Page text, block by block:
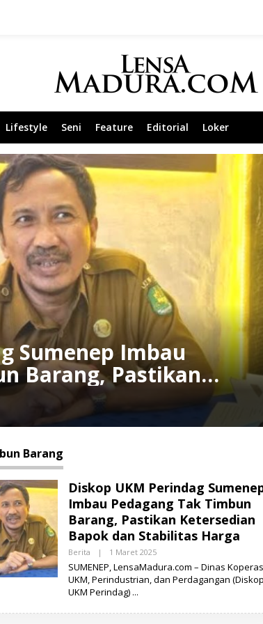
Lifestyle Seni Feature Editorial Loker
Sumenep Imbau
Barang, Pastikan
Stabilitas Harga
Barang
Diskop UKM Perindag
Imbau Pedagang Tak Timbun
Barang, Pastikan Ketersedian
Bapok dan Stabilitas Harga
Berita | 1 Maret 2025O
L
E
H
SUMENEP, LensaMadura.com – Dinas
UKM, Perindustrian, dan Perdagangan (Diskop
UKM Perindag)